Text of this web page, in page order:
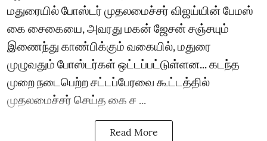
மதுரையில் போஸ்டர் முதலமைச்சர் விஜய்யின் பேமஸ்
கை சைகையை, அவரது மகன் ஜேசன் சஞ்சயும்
இணைந்து காண்பிக்கும் வகையில், மதுரை
முழுவதும் போஸ்டர்கள் ஒட்டப்பட்டுள்ளன... கடந்த
முறை நடைபெற்ற சட்டப்பேரவை கூட்டத்தில்
முதலமைச்சர் செய்த கை ச ...
Read More